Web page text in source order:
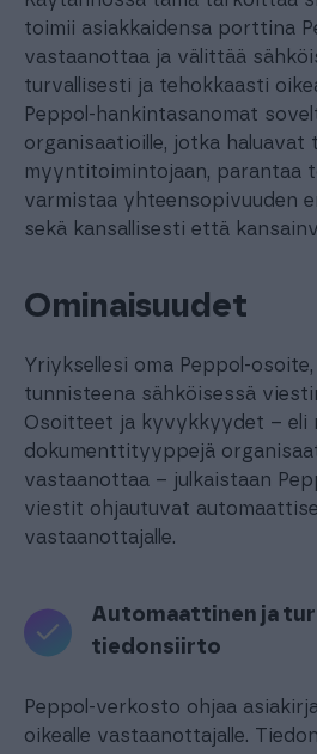
toimii asiakkaidensa porttina
vastaanottaa ja välittää
turvallisesti ja tehokkaasti
Peppol-hankintasanomat
organisaatioille, jotka haluavat
myyntitoimintojaan, parantaa
varmistaa yhteensopivuuden
sekä kansallisesti että
Ominaisuudet
Yriyksellesi oma Peppol-
tunnisteena sähköisessä
Osoitteet ja kyvykkyydet – eli
dokumenttityyppejä
vastaanottaa – julkaistaan
viestit ohjautuvat
vastaanottajalle.
Automaattinen ja
tiedonsiirto
Peppol-verkosto ohjaa
oikealle vastaanottajalle.